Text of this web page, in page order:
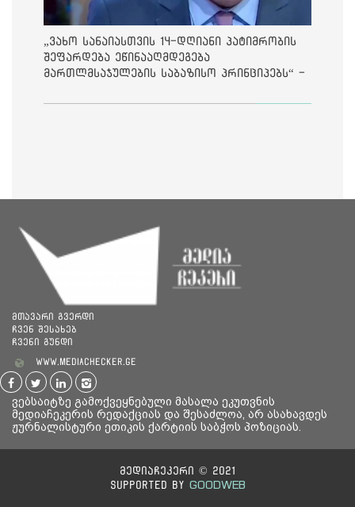
„ვახო სანაიასთვის 14-დღიანი პატიმრობის
შეფარდება ეწინააღმდეგება
მართლმსაჯულების საბაზისო პრინციპებს“ -
მთავარი გვერდი
ჩვენ შესახებ
ჩვენი გუნდი
www.mediachecker.ge
ვებსაიტზე გამოქვეყნებული მასალა ეკუთვნის
მედიაჩეკერის რედაქციას და შესაძლოა, არ ასახავდეს
ჟურნალისტური ეთიკის ქარტიის საბჭოს პოზიციას.
მედიაჩეკერი © 2021
Supported By GOODWEB